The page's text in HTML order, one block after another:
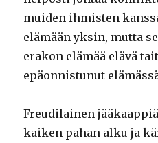
muiden ihmisten
elämään yksin, mutta
erakon elämää elävä
epäonnistunut
Freudilainen
kaiken pahan alku ja